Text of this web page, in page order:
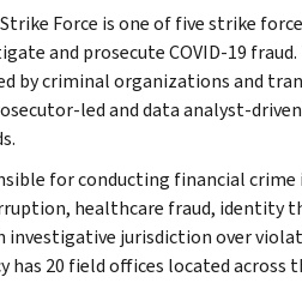
Force is one of five strike
and prosecute COVID-19
by criminal organizations and
led and data analyst-
for conducting financial
healthcare fraud, identity
jurisdiction over
20 field offices located across